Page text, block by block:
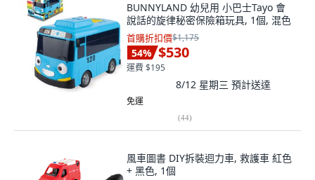
BUNNYLAND 幼兒用 小巴士Tayo 會
說話的旋律秘密保險箱玩具, 1個, 混色
首購折扣價$1,175
54% $530
運費 $195
8/12 星期三 預計送達
免運
(44)
風車圖書 DIY拆裝迴力車, 救護車 紅色
+ 黑色, 1個